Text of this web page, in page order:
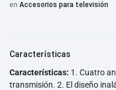
en Accesorios para televisión
Características
Características: 1. Cuatro
transmisión. 2. El diseño